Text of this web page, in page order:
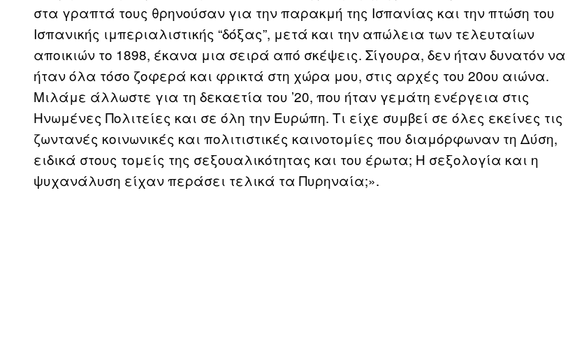
στα γραπτά τους θρηνούσαν για την παρακμή της Ισπανίας και την πτώση του
Ισπανικής ιμπεριαλιστικής “δόξας”, μετά και την απώλεια των τελευταίων
αποικιών το 1898, έκανα μια σειρά από σκέψεις. Σίγουρα, δεν ήταν δυνατόν να
ήταν όλα τόσο ζοφερά και φρικτά στη χώρα μου, στις αρχές του 20ου αιώνα.
Μιλάμε άλλωστε για τη δεκαετία του ’20, που ήταν γεμάτη ενέργεια στις
Ηνωμένες Πολιτείες και σε όλη την Ευρώπη. Τι είχε συμβεί σε όλες εκείνες τις
ζωντανές κοινωνικές και πολιτιστικές καινοτομίες που διαμόρφωναν τη Δύση,
ειδικά στους τομείς της σεξουαλικότητας και του έρωτα; Η σεξολογία και η
ψυχανάλυση είχαν περάσει τελικά τα Πυρηναία;».